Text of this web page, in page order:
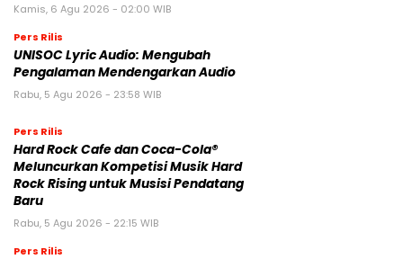
Kamis, 6 Agu 2026 - 02:00 WIB
Pers Rilis
UNISOC Lyric Audio: Mengubah
Pengalaman Mendengarkan Audio
Rabu, 5 Agu 2026 - 23:58 WIB
Pers Rilis
Hard Rock Cafe dan Coca-Cola®
Meluncurkan Kompetisi Musik Hard
Rock Rising untuk Musisi Pendatang
Baru
Rabu, 5 Agu 2026 - 22:15 WIB
Pers Rilis